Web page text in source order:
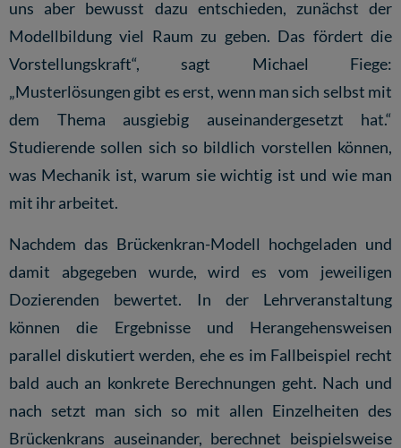
uns aber bewusst dazu entschieden, zunächst der
Modellbildung viel Raum zu geben. Das fördert die
Vorstellungskraft“, sagt Michael Fiege:
„Musterlösungen gibt es erst, wenn man sich selbst mit
dem Thema ausgiebig auseinandergesetzt hat.“
Studierende sollen sich so bildlich vorstellen können,
was Mechanik ist, warum sie wichtig ist und wie man
mit ihr arbeitet.
Nachdem das Brückenkran-Modell hochgeladen und
damit abgegeben wurde, wird es vom jeweiligen
Dozierenden bewertet. In der Lehrveranstaltung
können die Ergebnisse und Herangehensweisen
parallel diskutiert werden, ehe es im Fallbeispiel recht
bald auch an konkrete Berechnungen geht. Nach und
nach setzt man sich so mit allen Einzelheiten des
Brückenkrans auseinander, berechnet beispielsweise